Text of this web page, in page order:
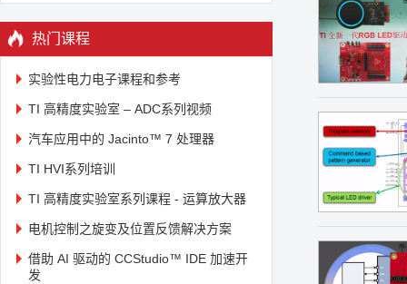
热门课程
实验性电力电子课程和参考
TI 高精度实验室 – ADC系列视频
汽车应用中的 Jacinto™ 7 处理器
TI HVI系列培训
TI 高精度实验室系列课程 - 运算放大器
电机控制之旋变及位置反馈解决方案
借助 AI 驱动的 CCStudio™ IDE 加速开
发